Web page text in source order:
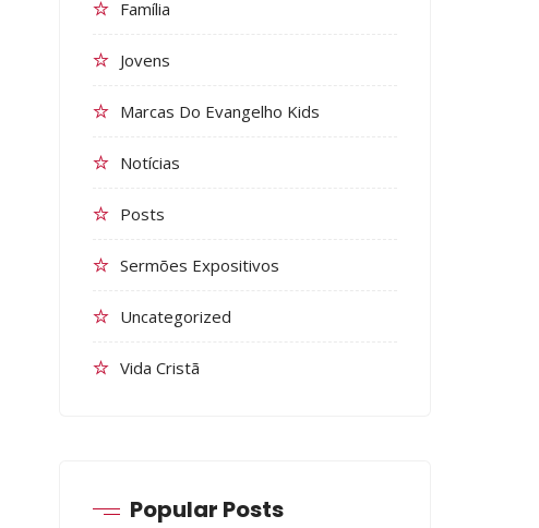
Família
Jovens
Marcas Do Evangelho Kids
Notícias
Posts
Sermões Expositivos
Uncategorized
Vida Cristã
Popular Posts